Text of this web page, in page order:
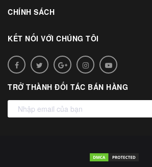
CHÍNH SÁCH
KẾT NỐI VỚI CHÚNG TÔI
TRỞ THÀNH ĐỐI TÁC BÁN HÀNG